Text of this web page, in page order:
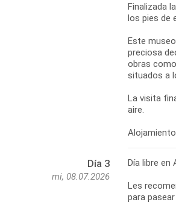
Finalizada
los pies de
Este
preciosa
obras
situados a
La visita
aire.
Día 3
mi, 08.07.2026
Día libre en
Les
para